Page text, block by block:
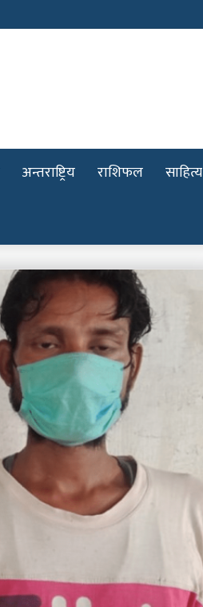
अन्तराष्ट्रिय राशिफल साहित्य